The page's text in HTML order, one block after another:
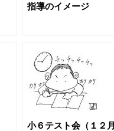
指導のイメージ
小６テスト会（１２月